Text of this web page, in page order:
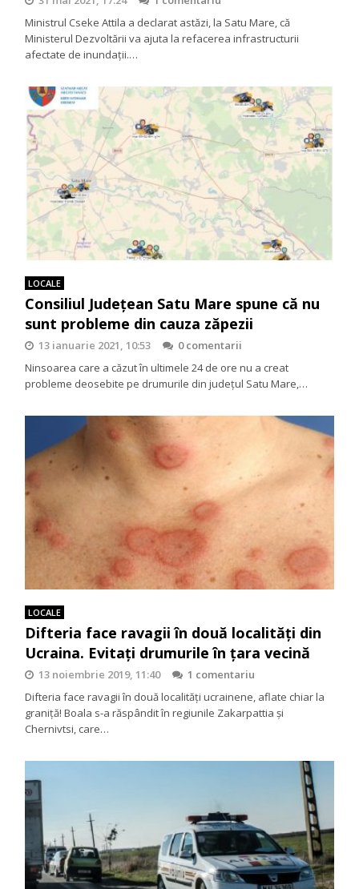
Ministrul Cseke Attila a declarat astăzi, la Satu Mare, că
Ministerul Dezvoltării va ajuta la refacerea infrastructurii
afectate de inundații.…
LOCALE
Consiliul Județean Satu Mare spune că nu
sunt probleme din cauza zăpezii
13 ianuarie 2021, 10:53
0 comentarii
Ninsoarea care a căzut în ultimele 24 de ore nu a creat
probleme deosebite pe drumurile din județul Satu Mare,…
LOCALE
Difteria face ravagii în două localități din
Ucraina. Evitați drumurile în țara vecină
13 noiembrie 2019, 11:40
1 comentariu
Difteria face ravagii în două localităţi ucrainene, aflate chiar la
graniţă! Boala s-a răspândit în regiunile Zakarpattia şi
Chernivtsi, care…